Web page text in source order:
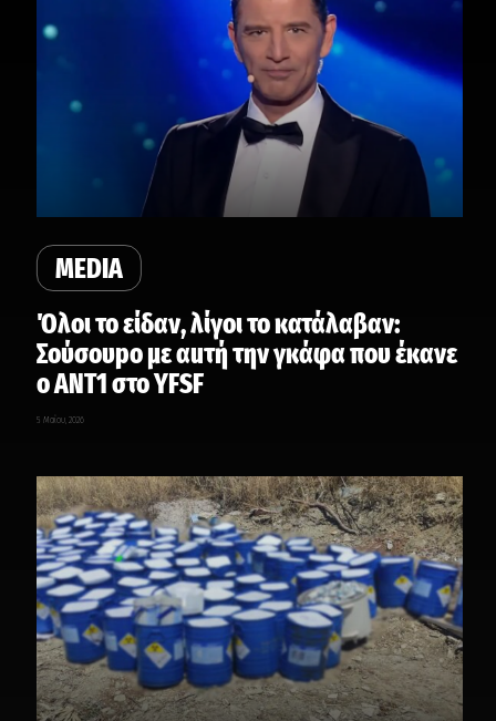
MEDIA
Όλοι το είδαν, λίγοι το κατάλαβαν:
Σούσουpo με αuτή την γκάφα που έκανε
ο ΑΝΤ1 στο YFSF
5 Μαΐου, 2026